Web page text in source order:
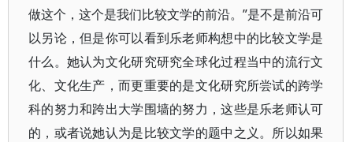
做这个，这个是我们比较文学的前沿。”是不是前沿可
以另论，但是你可以看到乐老师构想中的比较文学是
什么。她认为文化研究研究全球化过程当中的流行文
化、文化生产，而更重要的是文化研究所尝试的跨学
科的努力和跨出大学围墙的努力，这些是乐老师认可
的，或者说她认为是比较文学的题中之义。所以如果